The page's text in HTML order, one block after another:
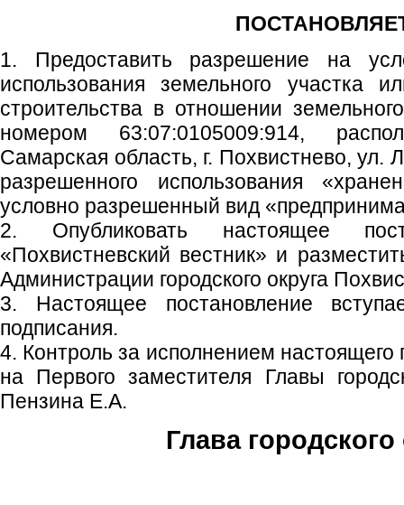
1. Предоставить разрешение на
использования земельного участка
строительства в отношении
номером 63:07:0105009:914,
Самарская область, г. Похвистнево, ул.
разрешенного использования
условно разрешенный вид
2. Опубликовать настоящее
«Похвистневский вестник» и
Администрации городского округа
3. Настоящее постановление
подписания.
4. Контроль за исполнением настоящего
на Первого заместителя Главы
Пензина Е.А.
Глава городского